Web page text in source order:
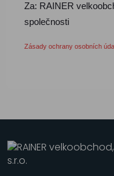
Za: RAINER
společnosti
Zásady ochrany osobních